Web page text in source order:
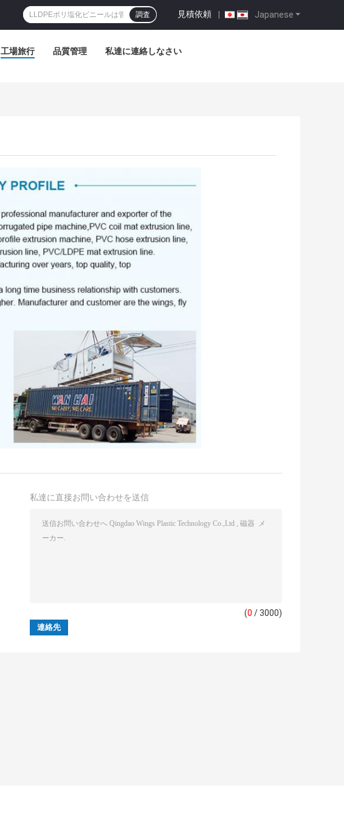
Japanese
見積依頼 |
調査
工場旅行 品質管理 私達に連絡しなさい
私達に直接お問い合わせを送信
(0 / 3000)